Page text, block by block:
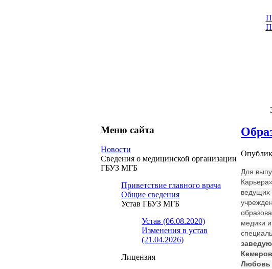
Меню сайта
Новости
Сведения о медицинской организации
ГБУЗ МГБ
Приветствие главного врача
Общие сведения
Устав ГБУЗ МГБ
Устав (06.08.2020)
Изменения в устав
(21.04.2026)
Лицензия
Для
ведущих
медики
Любовь